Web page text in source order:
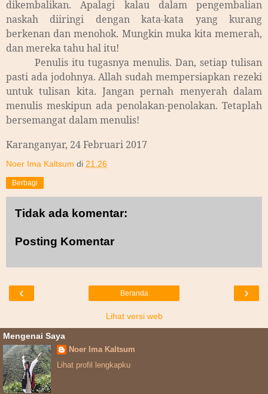
dikembalikan. Apalagi kalau dalam pengembalian
naskah diiringi dengan kata-kata yang kurang
berkenan dan menohok. Mungkin muka kita memerah,
dan mereka tahu hal itu!
Penulis itu tugasnya menulis. Dan, setiap tulisan
pasti ada jodohnya. Allah sudah mempersiapkan rezeki
untuk tulisan kita. Jangan pernah menyerah dalam
menulis meskipun ada penolakan-penolakan. Tetaplah
bersemangat dalam menulis!
Karanganyar, 24 Februari 2017
Noer Ima Kaltsum di 21.26
Berbagi
Tidak ada komentar:
Posting Komentar
‹ ›
Beranda
Lihat versi web
Mengenai Saya
Noer Ima Kaltsum
Lihat profil lengkapku